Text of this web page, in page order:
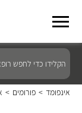
הקלידו
כדי
לחפש
רופאים,
מידע
אינפומד > פורומים >